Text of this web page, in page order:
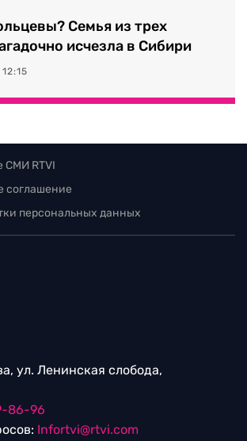
Семья из трех
исчезла в Сибири
СМИ RTVI
соглашение
персональных данных
ул. Ленинская слобода,
86-96
Infortvi@rtvi.com